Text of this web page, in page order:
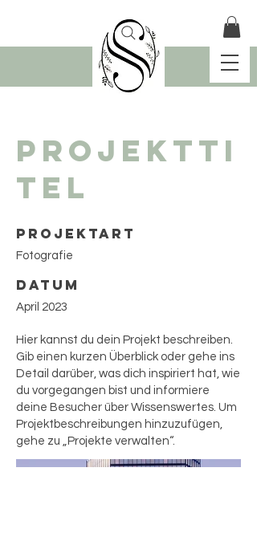
Projektti
tel
Projektart
Fotografie
Datum
April 2023
Hier kannst du dein Projekt beschreiben.
Gib einen kurzen Überblick oder gehe ins
Detail darüber, was dich inspiriert hat, wie
du vorgegangen bist und informiere
deine Besucher über Wissenswertes. Um
Projektbeschreibungen hinzuzufügen,
gehe zu „Projekte verwalten“.